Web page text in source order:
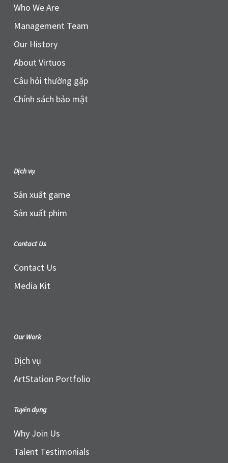
Who We Are
Management Team
Our History
About Virtuos
Câu hỏi thường gặp
Chính sách bảo mật
Dịch vụ
Sản xuất game
Sản xuất phim
Contact Us
Contact Us
Media Kit
Our Work
Dịch vụ
ArtStation Portfolio
Tuyển dụng
Why Join Us
Talent Testimonials